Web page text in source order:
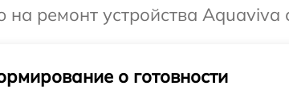
на ремонт устройства
о готовности